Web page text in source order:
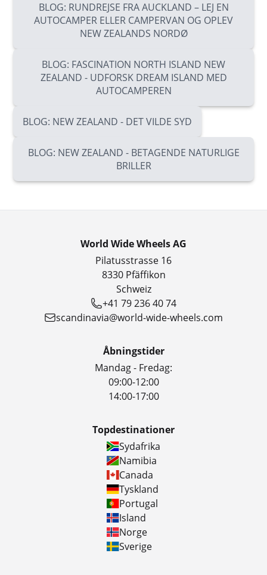
BLOG: RUNDREJSE FRA AUCKLAND – LEJ EN
AUTOCAMPER ELLER CAMPERVAN OG OPLEV
NEW ZEALANDS NORDØ
BLOG: FASCINATION NORTH ISLAND NEW
ZEALAND - UDFORSK DREAM ISLAND MED
AUTOCAMPEREN
BLOG: NEW ZEALAND - DET VILDE SYD
BLOG: NEW ZEALAND - BETAGENDE NATURLIGE
BRILLER
World Wide Wheels AG
Pilatusstrasse 16
8330 Pfäffikon
Schweiz
+41 79 236 40 74
scandinavia@world-wide-wheels.com
Åbningstider
Mandag - Fredag:
09:00-12:00
14:00-17:00
Topdestinationer
Sydafrika
Namibia
Canada
Tyskland
Portugal
Island
Norge
Sverige